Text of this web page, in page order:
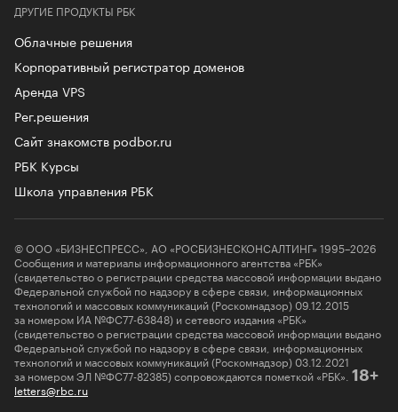
ДРУГИЕ ПРОДУКТЫ РБК
Облачные решения
Корпоративный регистратор доменов
Аренда VPS
Рег.решения
Сайт знакомств podbor.ru
РБК Курсы
Школа управления РБК
© ООО «БИЗНЕСПРЕСС», АО «РОСБИЗНЕСКОНСАЛТИНГ» 1995–2026
Сообщения и материалы информационного агентства «РБК»
(свидетельство о регистрации средства массовой информации выдано
Федеральной службой по надзору в сфере связи, информационных
технологий и массовых коммуникаций (Роскомнадзор) 09.12.2015
за номером ИА №ФС77-63848) и сетевого издания «РБК»
(свидетельство о регистрации средства массовой информации выдано
Федеральной службой по надзору в сфере связи, информационных
технологий и массовых коммуникаций (Роскомнадзор) 03.12.2021
за номером ЭЛ №ФС77-82385) сопровождаются пометкой «РБК». 18+
letters@rbc.ru